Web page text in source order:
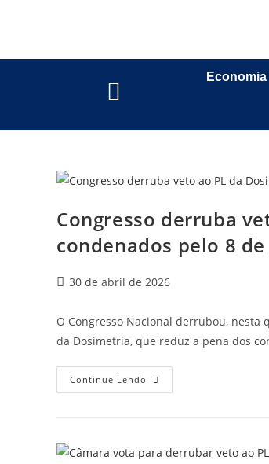
Economia
Congresso derruba
condenados pelo 8
30 de abril de 2026
O Congresso Nacional derrubou, nesta
da Dosimetria, que reduz a pena dos
Continue Lendo